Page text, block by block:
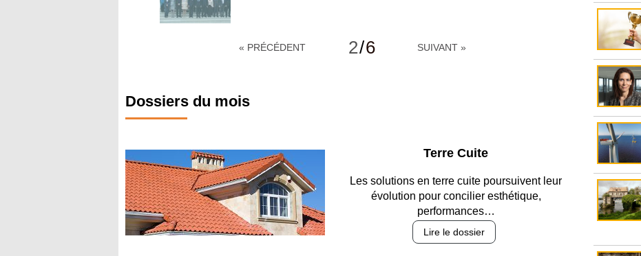
« PRÉCÉDENT 2/6 SUIVANT »
Dossiers du mois
Parking et garages
Entre circulation, sécurisation des accès, durabilité
des revêtements et intégration…
Lire le dossier